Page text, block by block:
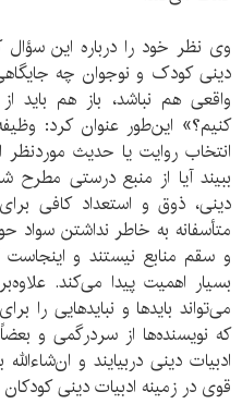
وی نظر خود را درباره این
دینی کودک و نوجوان چه
واقعی هم نباشد، باز هم باید
کنیم؟» این‌طور عنوان کرد:
انتخاب روایت یا حدیث
ببیند آیا از منبع درستی مطرح
دینی، ذوق و استعداد کافی
متأسفانه به خاطر نداشتن
و سقم منابع نیستند و
بسیار اهمیت پیدا می‌کند.
می‌تواند بایدها و نبایدهایی
که نویسنده‌ها از سردرگمی و
ادبیات دینی دربیایند و
قوی در زمینه ادبیات دینی